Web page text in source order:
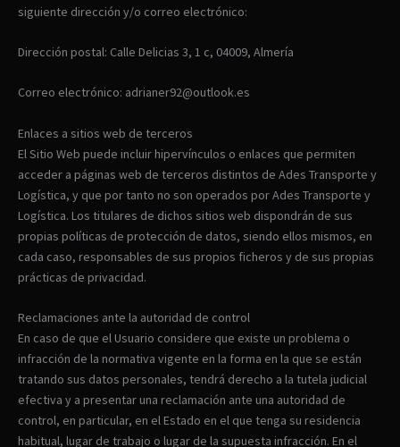
siguiente dirección y/o correo electrónico:
Dirección postal: Calle Delicias 3, 1 c, 04009, Almería
Correo electrónico: adrianer92@outlook.es
Enlaces a sitios web de terceros
El Sitio Web puede incluir hipervínculos o enlaces que permiten
acceder a páginas web de terceros distintos de Ades Transporte y
Logística, y que por tanto no son operados por Ades Transporte y
Logística. Los titulares de dichos sitios web dispondrán de sus
propias políticas de protección de datos, siendo ellos mismos, en
cada caso, responsables de sus propios ficheros y de sus propias
prácticas de privacidad.
Reclamaciones ante la autoridad de control
En caso de que el Usuario considere que existe un problema o
infracción de la normativa vigente en la forma en la que se están
tratando sus datos personales, tendrá derecho a la tutela judicial
efectiva y a presentar una reclamación ante una autoridad de
control, en particular, en el Estado en el que tenga su residencia
habitual, lugar de trabajo o lugar de la supuesta infracción. En el